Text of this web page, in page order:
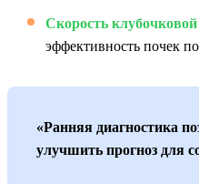
Скорость
эффективность почек
«Ранняя диагностика
улучшить прогноз для